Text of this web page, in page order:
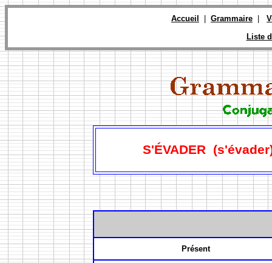
Accueil Grammaire
Liste
S'ÉVADER
Présent